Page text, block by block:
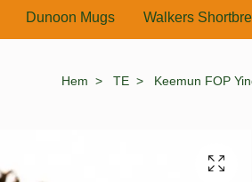
Dunoon Mugs
Walkers
Hem TE Keemun FOP